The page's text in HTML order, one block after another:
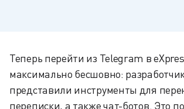
Теперь перейти из Telegram в
максимально бесшовно:
представили инструменты для
переписки, а также чат-ботов. Это